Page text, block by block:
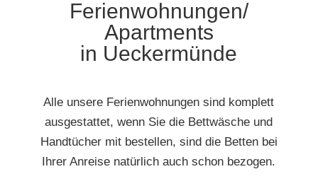
Ferienwohnungen/
Apartments
in Ueckermünde
Alle unsere Ferienwohnungen sind komplett
ausgestattet, wenn Sie die Bettwäsche und
Handtücher mit bestellen, sind die Betten bei
Ihrer Anreise natürlich auch schon bezogen.